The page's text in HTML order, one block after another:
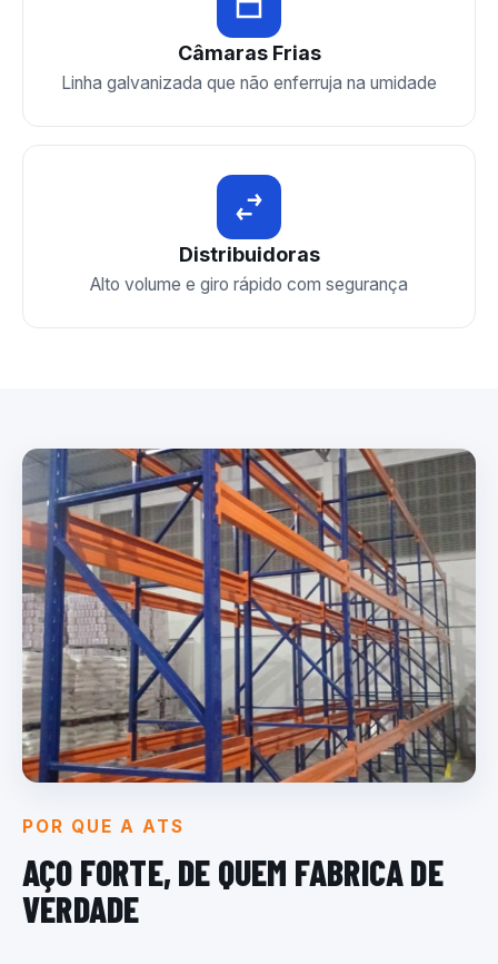
Câmaras Frias
Linha galvanizada que não enferruja na umidade
Distribuidoras
Alto volume e giro rápido com segurança
POR QUE A ATS
AÇO FORTE, DE QUEM FABRICA DE
VERDADE